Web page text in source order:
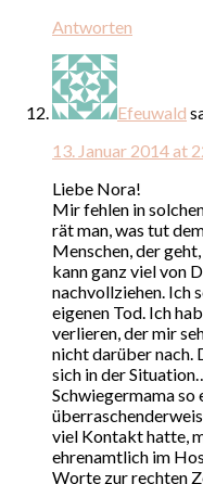
Antworten
Efeuwald
13. Januar 2014 at
Liebe Nora!
Mir fehlen in
rät man, was tut
Menschen, der
kann ganz viel von
nachvollziehen. Ich
eigenen Tod. Ich
verlieren, der mir
nicht darüber nach.
sich in der
Schwiegermama so
viel Kontakt hatte,
ehrenamtlich im
Worte zur rechten